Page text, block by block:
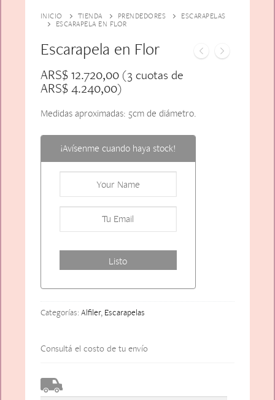
INICIO TIENDA PRENDEDORES
ESCARAPELAS
ESCARAPELA EN FLOR
Escarapela en Flor
ARS$12.720,00(3 cuotas de
ARS$4.240,00)
Medidas aproximadas: 5cm de diámetro.
¡Avísenme cuando haya stock!
Categorías: Alfiler, Escarapelas
Consultá el costo de tu envío